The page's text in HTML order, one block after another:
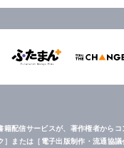
籍配信サービスが、著作権者から
または［電子出版制作・流通協議